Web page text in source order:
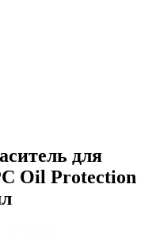
для
Oil Protection